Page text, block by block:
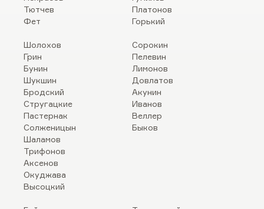
Тютчев
Фет
Платонов
Горький
Шолохов
Грин
Бунин
Шукшин
Бродский
Стругацкие
Пастернак
Солженицын
Шаламов
Трифонов
Аксенов
Окуджава
Высоцкий
Сорокин
Пелевин
Лимонов
Довлатов
Акунин
Иванов
Веллер
Быков